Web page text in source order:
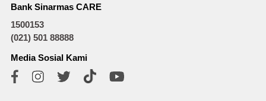
Bank Sinarmas CARE
1500153
(021) 501 88888
Media Sosial Kami